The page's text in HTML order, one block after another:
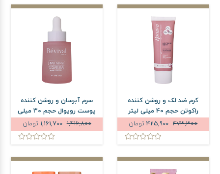
کرم ضد لک و روشن کننده
راکوتن حجم 40 میلی لیتر
473,300
تومان
سرم آبرسان و روشن کننده
پوست رویوال حجم 30 میلی
لیتر 1,416,800
1,161,700 تومان